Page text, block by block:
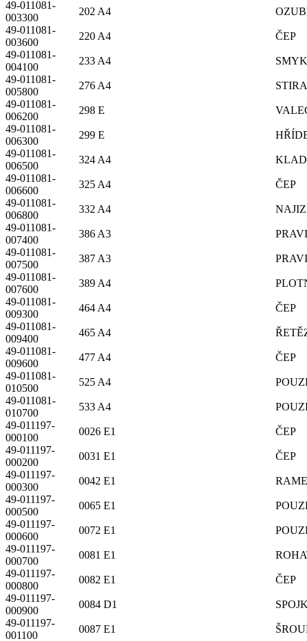
49-011081-
003300
202 A4
49-011081-
003600
220 A4
ČEP
49-011081-
004100
233 A4
49-011081-
005800
276 A4
49-011081-
006200
298 E
49-011081-
006300
299 E
49-011081-
006500
324 A4
49-011081-
006600
325 A4
ČEP
49-011081-
006800
332 A4
49-011081-
007400
386 A3
49-011081-
007500
387 A3
49-011081-
007600
389 A4
49-011081-
009300
464 A4
ČEP
49-011081-
009400
465 A4
49-011081-
009600
477 A4
ČEP
49-011081-
010500
525 A4
49-011081-
010700
533 A4
49-011197-
000100
0026 E1
ČEP
49-011197-
000200
0031 E1
ČEP
49-011197-
000300
0042 E1
49-011197-
000500
0065 E1
49-011197-
000600
0072 E1
49-011197-
000700
0081 E1
49-011197-
000800
0082 E1
ČEP
49-011197-
000900
0084 D1
49-011197-
001100
0087 E1